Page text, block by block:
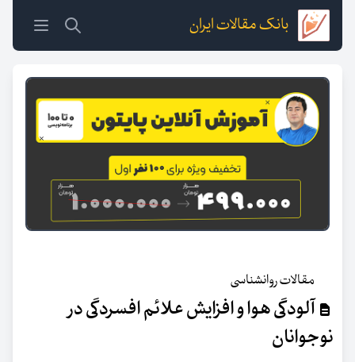
بانک مقالات ایران
مقالات روانشناسی
آلودگی هوا و افزایش علائم افسردگی در
نوجوانان